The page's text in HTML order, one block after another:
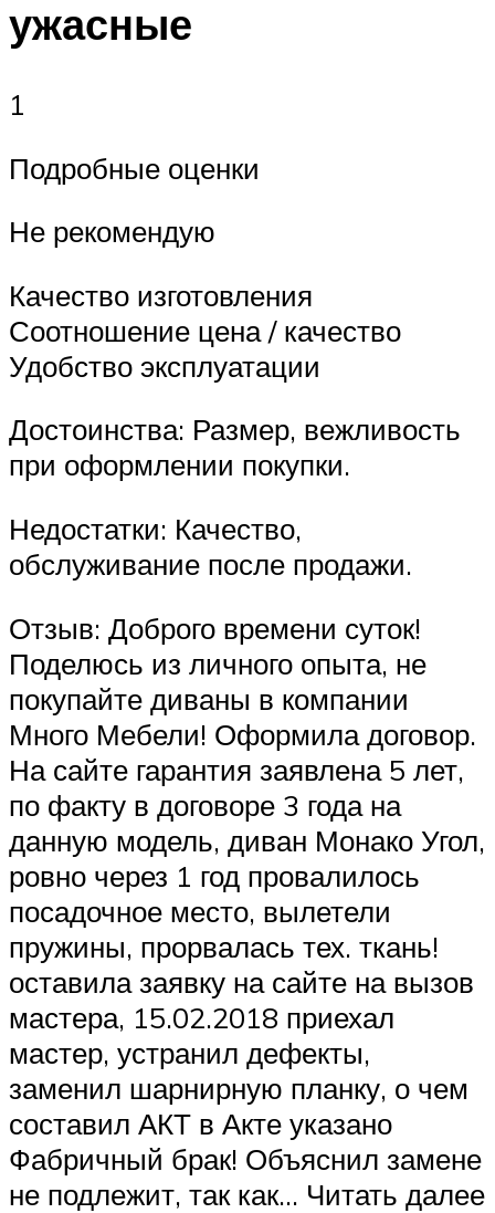
ужасные
1
Подробные оценки
Не рекомендую
Качество изготовления
Соотношение цена / качество
Удобство эксплуатации
Достоинства: Размер, вежливость
при оформлении покупки.
Недостатки: Качество,
обслуживание после продажи.
Отзыв: Доброго времени суток!
Поделюсь из личного опыта, не
покупайте диваны в компании
Много Мебели! Оформила договор.
На сайте гарантия заявлена 5 лет,
по факту в договоре 3 года на
данную модель, диван Монако Угол,
ровно через 1 год провалилось
посадочное место, вылетели
пружины, прорвалась тех. ткань!
оставила заявку на сайте на вызов
мастера, 15.02.2018 приехал
мастер, устранил дефекты,
заменил шарнирную планку, о чем
составил АКТ в Акте указано
Фабричный брак! Объяснил замене
не подлежит, так как… Читать далее